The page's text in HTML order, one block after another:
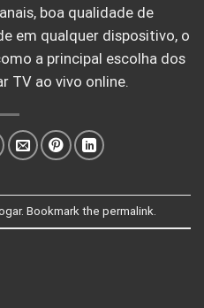
boa qualidade de
em qualquer dispositivo, o
a principal escolha dos
TV ao vivo online.
. Bookmark the permalink